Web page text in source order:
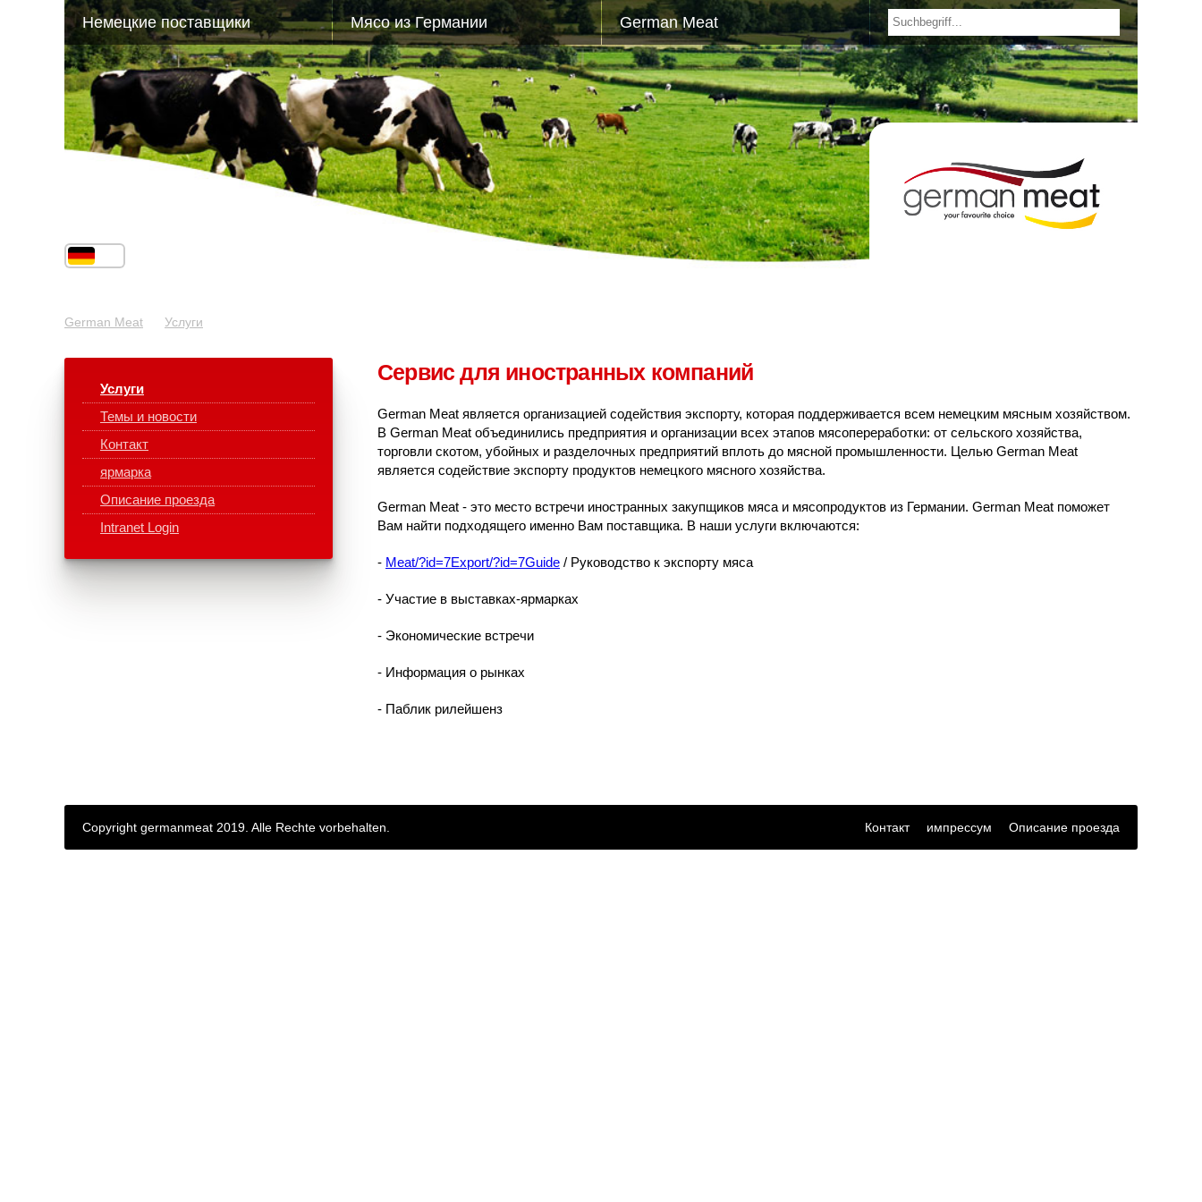
Немецкие поставщики Мясо из Германии German Meat
German Meat Услуги
Услуги
Темы и новости
Контакт
ярмарка
Описание проезда
Intranet Login
Сервис для иностранных компаний
German Meat является организацией содействия экспорту, которая поддерживается всем немецким мясным хозяйством.
В German Meat объединились предприятия и организации всех этапов мясопереработки: от сельского хозяйства,
торговли скотом, убойных и разделочных предприятий вплоть до мясной промышленности. Целью German Meat
является содействие экспорту продуктов немецкого мясного хозяйства.
German Meat - это место встречи иностранных закупщиков мяса и мясопродуктов из Германии. German Meat поможет
Вам найти подходящего именно Вам поставщика. В наши услуги включаются:
- Meat/?id=7Export/?id=7Guide / Руководство к экспорту мяса
- Участие в выставках-ярмарках
- Экономические встречи
- Информация о рынках
- Паблик рилейшенз
Copyright germanmeat 2019. Alle Rechte vorbehalten. Контакт импрессум Описание проезда